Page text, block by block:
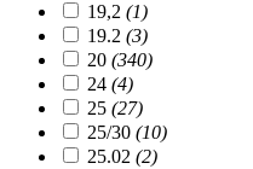
19,2 (1)
19.2 (3)
20 (340)
24 (4)
25 (27)
25/30 (10)
25.02 (2)